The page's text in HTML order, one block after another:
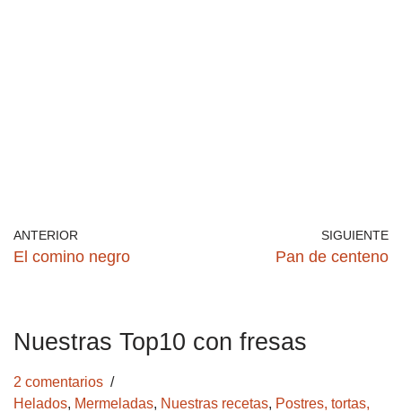
ANTERIOR
El comino negro
SIGUIENTE
Pan de centeno
Nuestras Top10 con fresas
2 comentarios
Helados, Mermeladas, Nuestras recetas, Postres, tortas,